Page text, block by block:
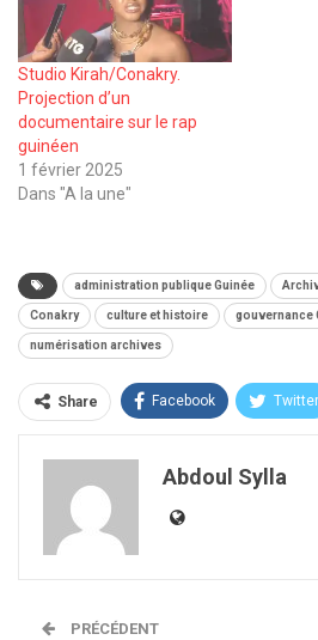
Studio Kirah/Conakry.
Projection d’un
documentaire sur le rap
guinéen
1 février 2025
Dans "A la une"
administration publique Guinée
Conakry culture et histoire gouvernance
numérisation archives
Share Facebook Twitter
Abdoul Sylla
PRÉCÉDENT